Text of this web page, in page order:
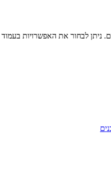
ניתן לבחור את האפשרויות